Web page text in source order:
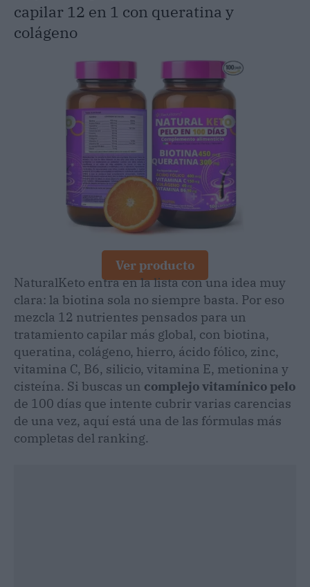
capilar 12 en 1 con queratina y
colágeno
Ver producto
NaturalKeto entra en la lista con una idea muy
clara: la biotina sola no siempre basta. Por eso
mezcla 12 nutrientes pensados para un
tratamiento capilar más global, con biotina,
queratina, colágeno, hierro, ácido fólico, zinc,
vitamina C, B6, silicio, vitamina E, metionina y
cisteína. Si buscas un complejo vitamínico pelo
de 100 días que intente cubrir varias carencias
de una vez, aquí está una de las fórmulas más
completas del ranking.